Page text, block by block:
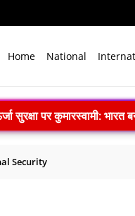
Home National
सुरक्षा पर कुमारस्वामी:
सिंह: विकसित भारत के
Mission: 2026 में
Security